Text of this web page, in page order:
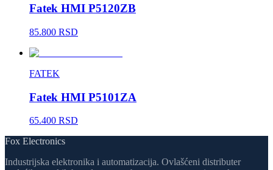
Fatek HMI P5120ZB
85.800 RSD
FATEK
Fatek HMI P5101ZA
65.400 RSD
Fox Electronics
Industrijska elektronika i automatizacija. Ovlašćeni distributer